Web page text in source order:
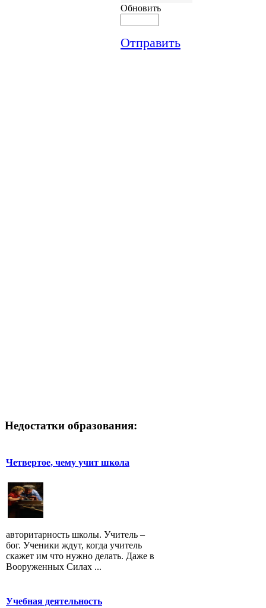
Обновить
Отправить
Недостатки образования:
Четвертое, чему учит школа
авторитарность школы. Учитель –
бог. Ученики ждут, когда учитель
скажет им что нужно делать. Даже в
Вооруженных Силах ...
Учебная деятельность